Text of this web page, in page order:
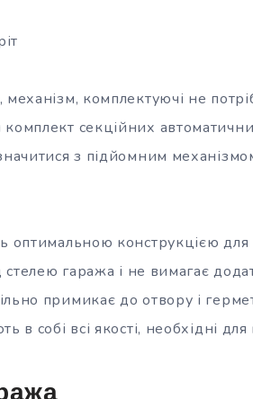
механізм, комплектуючі не
секційних
з підйомним
оптимальною конструкцією
стелею гаража і не вимагає
примикає до отвору і
в собі всі якості, необхідні